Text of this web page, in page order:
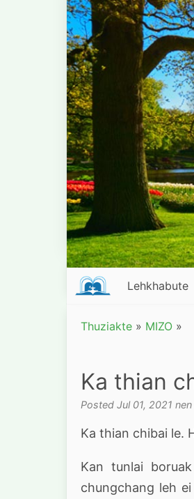
Lehkhabute
Thuziakte » MIZO »
Ka thian
Posted Jul 01, 2021 nen
Ka thian chibai le.
Kan tunlai
chungchang leh